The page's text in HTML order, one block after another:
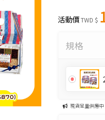
活動價TWD $
規格
現貨足量供應中